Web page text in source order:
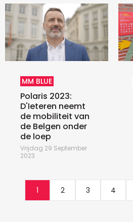
MM BLUE
Polaris 2023:
D'Ieteren neemt
de mobiliteit van
de Belgen onder
de loep
Vrijdag 29 September
2023
1 2 3 4